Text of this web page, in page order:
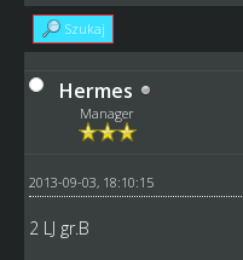
Szukaj
Hermes
Manager
2013-09-03, 18:10:15
2 LJ gr.B